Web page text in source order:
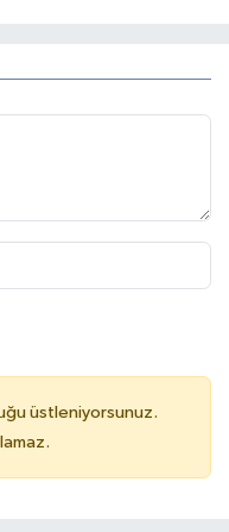
üstleniyorsunuz.